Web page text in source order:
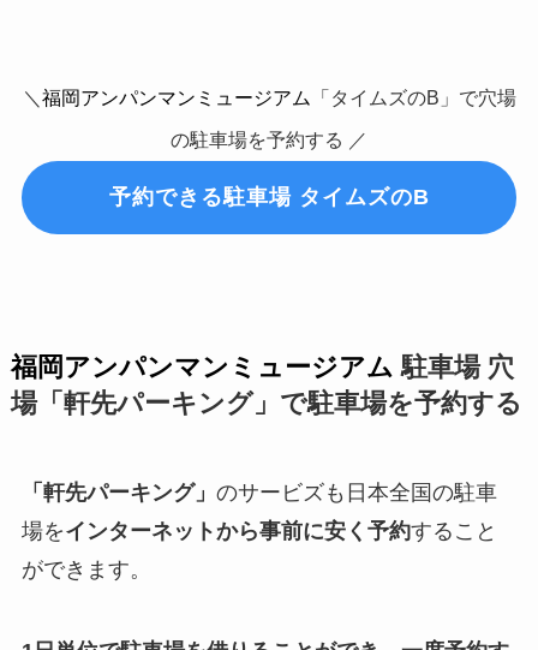
＼ 福岡アンパンマンミュージアム 「タイムズのB」で穴場
の駐車場を予約する ／
予約できる駐車場 タイムズのB
福岡アンパンマンミュージアム 駐車場 穴
場「軒先パーキング」で駐車場を予約する
「軒先パーキング」 のサービズも日本全国の駐車
場をインターネットから事前に安く予約すること
ができます。